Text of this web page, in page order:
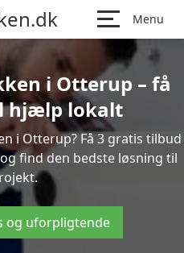
Menu
i Otterup – få
hjælp lokalt
i Otterup? Få 3 gratis tilbud
find den bedste løsning til
og uforpligtende